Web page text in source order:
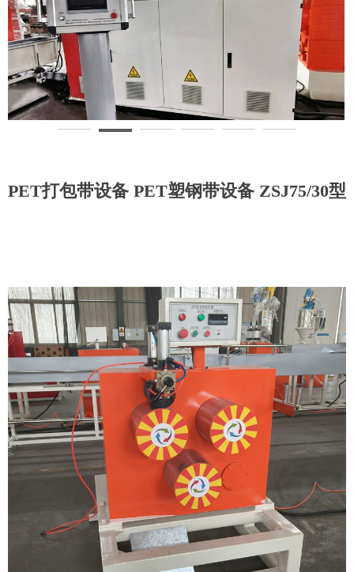
PET打包带设备 PET塑钢带设备 ZSJ75/30型